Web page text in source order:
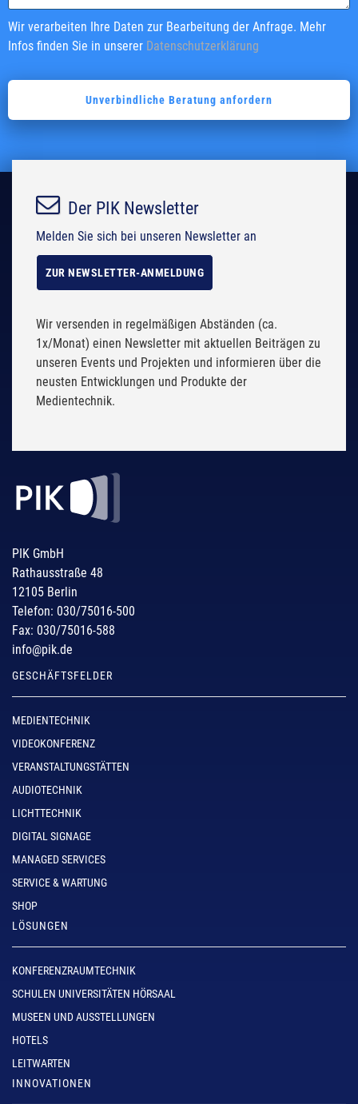
i
e
l
i
e
l
Wir verarbeiten Ihre Daten zur Bearbeitung der Anfrage. Mehr
Infos finden Sie in unserer Datenschutzerklärung
Der PIK Newsletter
Melden Sie sich bei unseren Newsletter an
ZUR NEWSLETTER-ANMELDUNG
Wir versenden in regelmäßigen Abständen (ca.
1x/Monat) einen Newsletter mit aktuellen Beiträgen zu
unseren Events und Projekten und informieren über die
neusten Entwicklungen und Produkte der
Medientechnik.
PIK GmbH
Rathausstraße 48
12105 Berlin
Telefon: 030/75016-500
Fax: 030/75016-588
info@pik.de
GESCHÄFTSFELDER
MEDIENTECHNIK
VIDEOKONFERENZ
VERANSTALTUNGSTÄTTEN
AUDIOTECHNIK
LICHTTECHNIK
DIGITAL SIGNAGE
MANAGED SERVICES
SERVICE & WARTUNG
SHOP
LÖSUNGEN
KONFERENZRAUMTECHNIK
SCHULEN UNIVERSITÄTEN HÖRSAAL
MUSEEN UND AUSSTELLUNGEN
HOTELS
LEITWARTEN
INNOVATIONEN